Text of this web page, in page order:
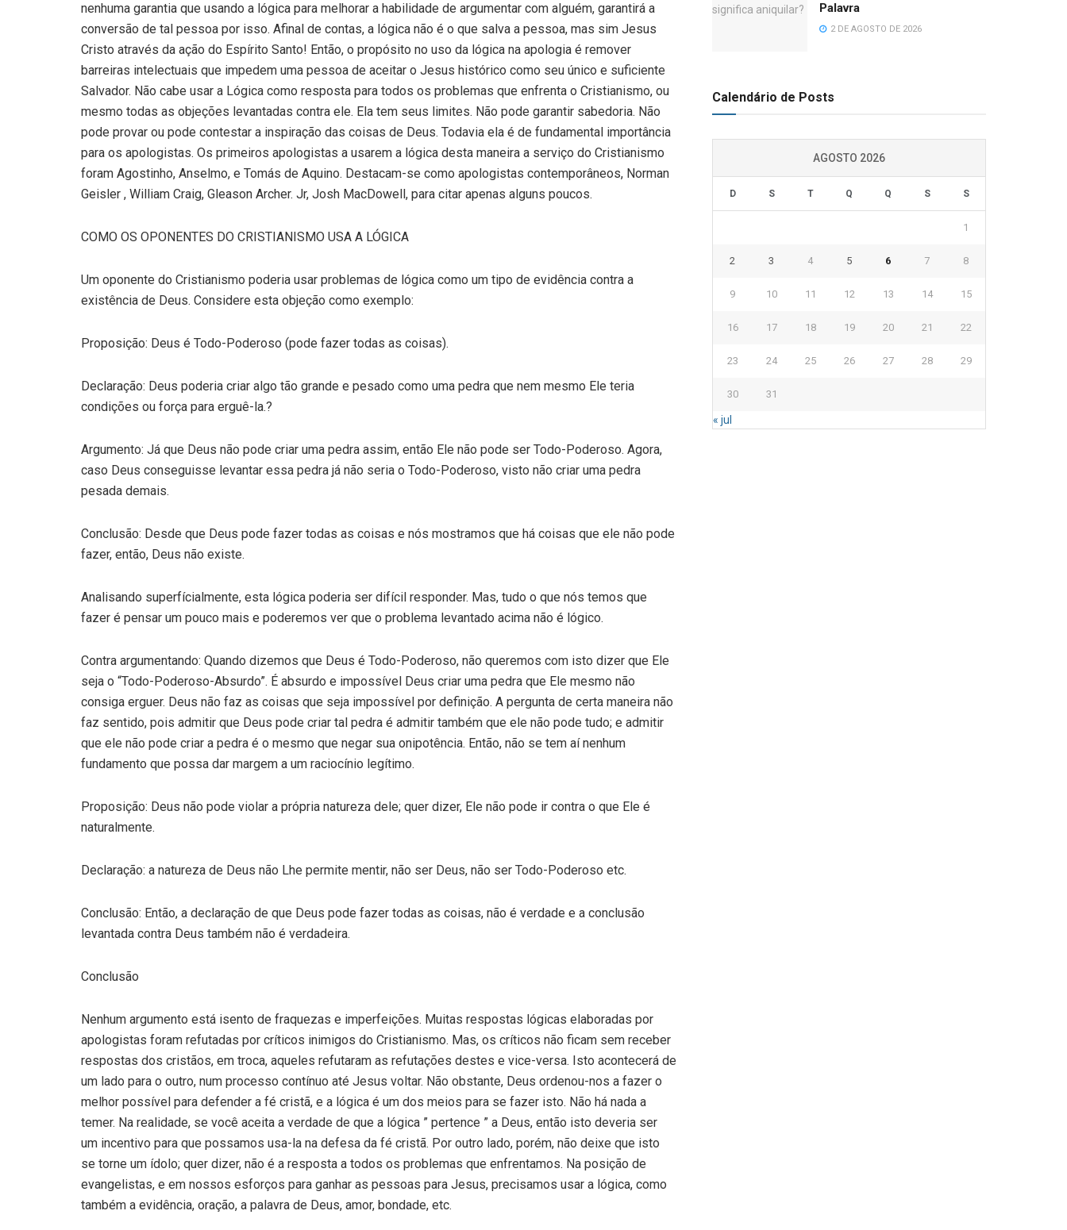
nenhuma garantia que usando a lógica para melhorar a habilidade de argumentar com alguém, garantirá a
conversão de tal pessoa por isso. Afinal de contas, a lógica não é o que salva a pessoa, mas sim Jesus
Cristo através da ação do Espírito Santo! Então, o propósito no uso da lógica na apologia é remover
barreiras intelectuais que impedem uma pessoa de aceitar o Jesus histórico como seu único e suficiente
Salvador. Não cabe usar a Lógica como resposta para todos os problemas que enfrenta o Cristianismo, ou
mesmo todas as objeções levantadas contra ele. Ela tem seus limites. Não pode garantir sabedoria. Não
pode provar ou pode contestar a inspiração das coisas de Deus. Todavia ela é de fundamental importância
para os apologistas. Os primeiros apologistas a usarem a lógica desta maneira a serviço do Cristianismo
foram Agostinho, Anselmo, e Tomás de Aquino. Destacam-se como apologistas contemporâneos, Norman
Geisler , William Craig, Gleason Archer. Jr, Josh MacDowell, para citar apenas alguns poucos.
COMO OS OPONENTES DO CRISTIANISMO USA A LÓGICA
Um oponente do Cristianismo poderia usar problemas de lógica como um tipo de evidência contra a
existência de Deus. Considere esta objeção como exemplo:
Proposição: Deus é Todo-Poderoso (pode fazer todas as coisas).
Declaração: Deus poderia criar algo tão grande e pesado como uma pedra que nem mesmo Ele teria
condições ou força para erguê-la.?
Argumento: Já que Deus não pode criar uma pedra assim, então Ele não pode ser Todo-Poderoso. Agora,
caso Deus conseguisse levantar essa pedra já não seria o Todo-Poderoso, visto não criar uma pedra
pesada demais.
Conclusão: Desde que Deus pode fazer todas as coisas e nós mostramos que há coisas que ele não pode
fazer, então, Deus não existe.
Analisando superfícialmente, esta lógica poderia ser difícil responder. Mas, tudo o que nós temos que
fazer é pensar um pouco mais e poderemos ver que o problema levantado acima não é lógico.
Contra argumentando: Quando dizemos que Deus é Todo-Poderoso, não queremos com isto dizer que Ele
seja o “Todo-Poderoso-Absurdo”. É absurdo e impossível Deus criar uma pedra que Ele mesmo não
consiga erguer. Deus não faz as coisas que seja impossível por definição. A pergunta de certa maneira não
faz sentido, pois admitir que Deus pode criar tal pedra é admitir também que ele não pode tudo; e admitir
que ele não pode criar a pedra é o mesmo que negar sua onipotência. Então, não se tem aí nenhum
fundamento que possa dar margem a um raciocínio legítimo.
Proposição: Deus não pode violar a própria natureza dele; quer dizer, Ele não pode ir contra o que Ele é
naturalmente.
Declaração: a natureza de Deus não Lhe permite mentir, não ser Deus, não ser Todo-Poderoso etc.
Conclusão: Então, a declaração de que Deus pode fazer todas as coisas, não é verdade e a conclusão
levantada contra Deus também não é verdadeira.
Conclusão
Nenhum argumento está isento de fraquezas e imperfeições. Muitas respostas lógicas elaboradas por
apologistas foram refutadas por críticos inimigos do Cristianismo. Mas, os críticos não ficam sem receber
respostas dos cristãos, em troca, aqueles refutaram as refutações destes e vice-versa. Isto acontecerá de
um lado para o outro, num processo contínuo até Jesus voltar. Não obstante, Deus ordenou-nos a fazer o
melhor possível para defender a fé cristã, e a lógica é um dos meios para se fazer isto. Não há nada a
temer. Na realidade, se você aceita a verdade de que a lógica ” pertence ” a Deus, então isto deveria ser
um incentivo para que possamos usa-la na defesa da fé cristã. Por outro lado, porém, não deixe que isto
se torne um ídolo; quer dizer, não é a resposta a todos os problemas que enfrentamos. Na posição de
evangelistas, e em nossos esforços para ganhar as pessoas para Jesus, precisamos usar a lógica, como
também a evidência, oração, a palavra de Deus, amor, bondade, etc.
Palavra
2 DE AGOSTO DE 2026
Calendário de Posts
AGOSTO 2026
D S T Q Q S S
1
2 3 4 5 6 7 8
9 10 11 12 13 14 15
16 17 18 19 20 21 22
23 24 25 26 27 28 29
30 31
« jul